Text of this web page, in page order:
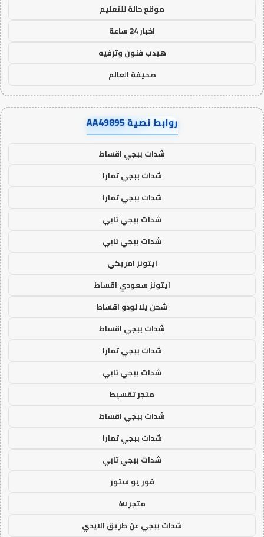
موقع حالة للتعليم
اخبار 24 ساعة
هيدب فنون وترفيه
صحيفة العالم
روابط نصية AA49895
شدات ببجي اقساط
شدات ببجي تمارا
شدات ببجي تمارا
شدات ببجي تابي
شدات ببجي تابي
ايتونز امريكي
ايتونز سعودي اقساط
شحن يلا لودو اقساط
شدات ببجي اقساط
شدات ببجي تمارا
شدات ببجي تابي
متجر تقسيط
شدات ببجي اقساط
شدات ببجي تمارا
شدات ببجي تابي
فور يو ستور
متجر 4u
شدات ببجي عن طريق الايدي